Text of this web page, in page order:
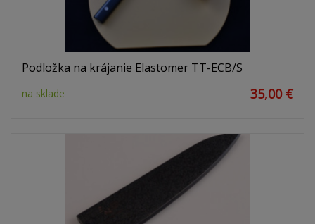
Podložka na krájanie Elastomer TT-ECB/S
na sklade 35,00 €